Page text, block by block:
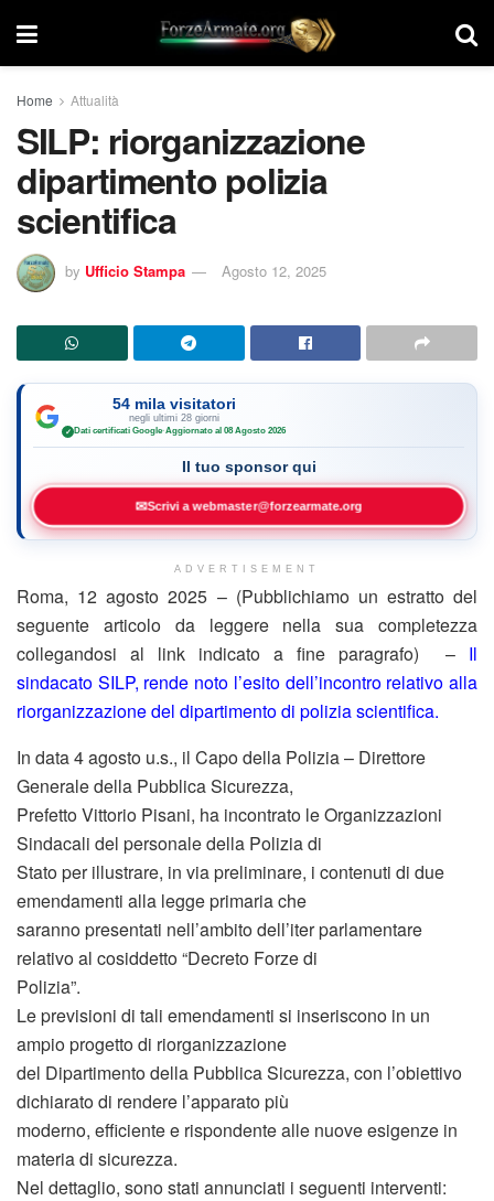
Home Attualità
SILP: riorganizzazione
dipartimento polizia
scientifica
by Ufficio Stampa Agosto 12, 2025
54 mila visitatori
negli ultimi 28 giorni
✓ Dati certificati Google·Aggiornato al 08 Agosto 2026
Il tuo sponsor qui
✉Scrivi a webmaster@forzearmate.org
ADVERTISEMENT
Roma, 12 agosto 2025 – (Pubblichiamo un estratto del
seguente articolo da leggere nella sua completezza
collegandosi al link indicato a fine paragrafo) – Il
sindacato SILP, rende noto l’esito dell’incontro relativo alla
riorganizzazione del dipartimento di polizia scientifica.
In data 4 agosto u.s., il Capo della Polizia – Direttore
Generale della Pubblica Sicurezza,
Prefetto Vittorio Pisani, ha incontrato le Organizzazioni
Sindacali del personale della Polizia di
Stato per illustrare, in via preliminare, i contenuti di due
emendamenti alla legge primaria che
saranno presentati nell’ambito dell’iter parlamentare
relativo al cosiddetto “Decreto Forze di
Polizia”.
Le previsioni di tali emendamenti si inseriscono in un
ampio progetto di riorganizzazione
del Dipartimento della Pubblica Sicurezza, con l’obiettivo
dichiarato di rendere l’apparato più
moderno, efficiente e rispondente alle nuove esigenze in
materia di sicurezza.
Nel dettaglio, sono stati annunciati i seguenti interventi: